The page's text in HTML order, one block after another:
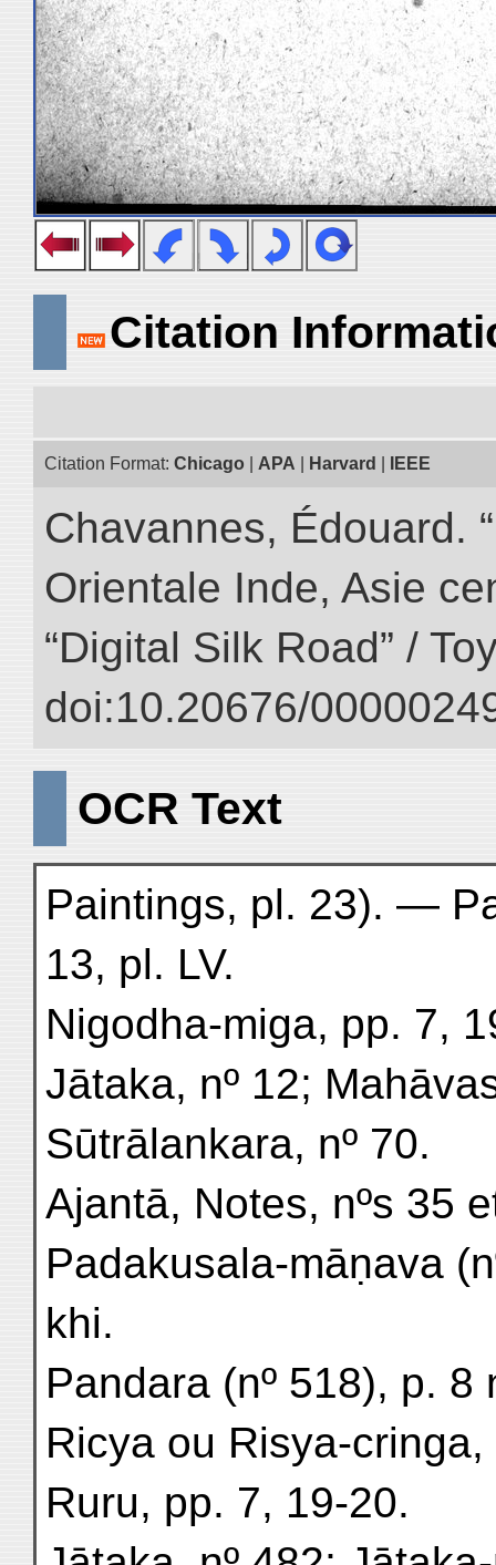
Citation
Citation Format: Chicago APA Harvard IEEE
Chavannes, Édouard.
Orientale Inde, Asie
“Digital Silk Road” /
doi:10.20676/
OCR Text
Paintings, pl. 23). —
13, pl. LV.
Nigodha-miga, pp. 7,
Jātaka, nº 12;
Sūtrālankara, nº 70.
Ajantā, Notes, nºs 35
Padakusala-māṇava
khi.
Pandara (nº 518), p. 8
Ricya ou Risya-
Ruru, pp. 7, 19-20.